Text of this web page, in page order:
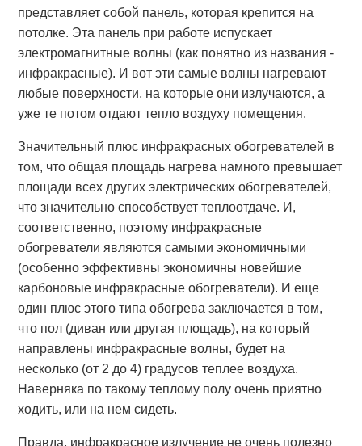
представляет собой панель, которая крепится на
потолке. Эта панель при работе испускает
электромагнитные волны (как понятно из названия -
инфракрасные). И вот эти самые волны нагревают
любые поверхности, на которые они излучаются, а
уже те потом отдают тепло воздуху помещения.
Значительный плюс инфракрасных обогревателей в
том, что общая площадь нагрева намного превышает
площади всех других электрических обогревателей,
что значительно способствует теплоотдаче. И,
соответственно, поэтому инфракрасные
обогреватели являются самыми экономичными
(особенно эффективны экономичны новейшие
карбоновые инфракрасные обогреватели). И еще
один плюс этого типа обогрева заключается в том,
что пол (диван или другая площадь), на который
направлены инфракрасные волны, будет на
несколько (от 2 до 4) градусов теплее воздуха.
Наверняка по такому теплому полу очень приятно
ходить, или на нем сидеть.
Правда, инфракрасное излучение не очень полезно